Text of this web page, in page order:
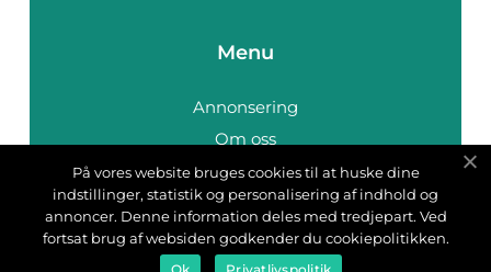
Menu
Annonsering
Om oss
Cookies
Kontakta oss
Sitemap
På vores website bruges cookies til at huske dine
indstillinger, statistik og personalisering af indhold og
annoncer. Denne information deles med tredjepart. Ved
fortsat brug af websiden godkender du cookiepolitikken.